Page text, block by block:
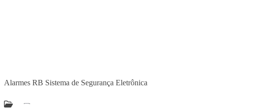
Alarmes RB Sistema de Segurança Eletrônica